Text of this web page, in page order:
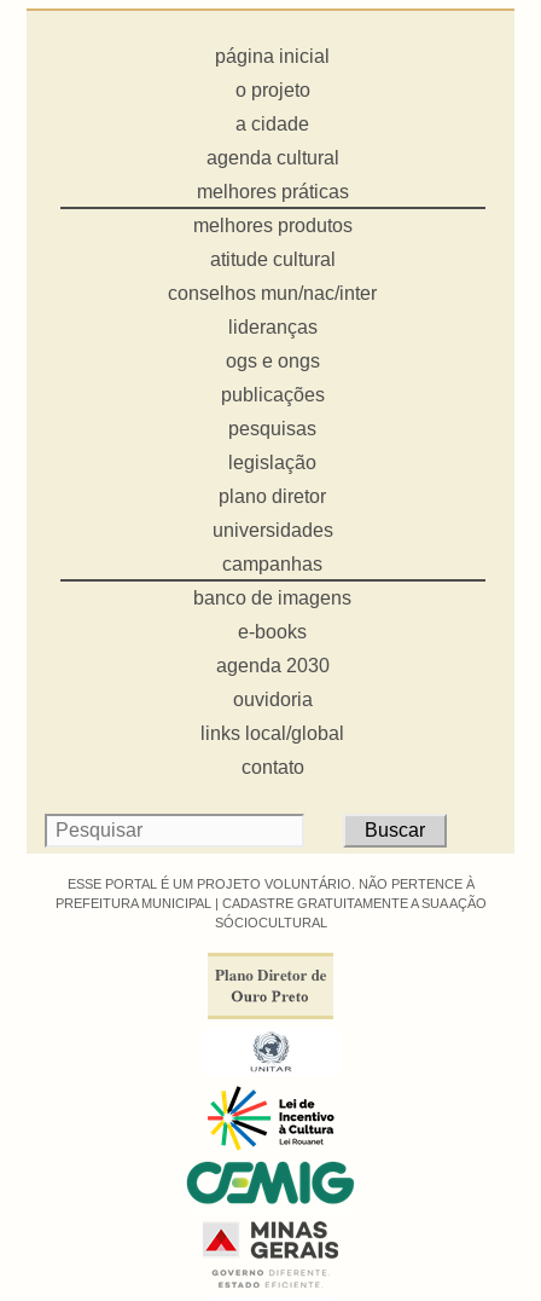
página inicial
o projeto
a cidade
agenda cultural
melhores práticas
melhores produtos
atitude cultural
conselhos mun/nac/inter
lideranças
ogs e ongs
publicações
pesquisas
legislação
plano diretor
universidades
campanhas
banco de imagens
e-books
agenda 2030
ouvidoria
links local/global
contato
ESSE PORTAL É UM PROJETO VOLUNTÁRIO. NÃO PERTENCE À
PREFEITURA MUNICIPAL | CADASTRE GRATUITAMENTE A SUA AÇÃO
SÓCIOCULTURAL